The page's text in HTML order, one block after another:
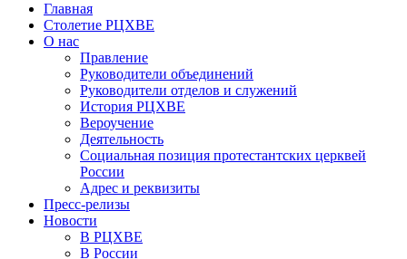
Главная
Столетие РЦХВЕ
О нас
Правление
Руководители объединений
Руководители отделов и служений
История РЦХВЕ
Вероучение
Деятельность
Социальная позиция протестантских церквей
России
Адрес и реквизиты
Пресс-релизы
Новости
В РЦХВЕ
В России